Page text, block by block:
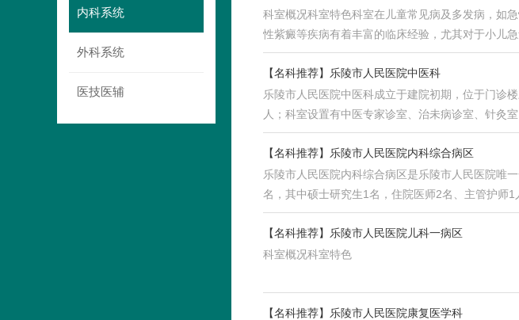
内科系统
外科系统
医技医辅
科室概况科室特色科室在儿童常见病及多发病，如
性紫癜等疾病有着丰富的临床经验，尤其对于小儿
【名科推荐】乐陵市人民医院中医科
乐陵市人民医院中医科成立于建院初期，位于门诊
人；科室设置有中医专家诊室、治未病诊室、针灸
【名科推荐】乐陵市人民医院内科综合病区
乐陵市人民医院内科综合病区是乐陵市人民医院唯
名，其中硕士研究生1名，住院医师2名、主管护师
【名科推荐】乐陵市人民医院儿科一病区
科室概况科室特色
【名科推荐】乐陵市人民医院康复医学科